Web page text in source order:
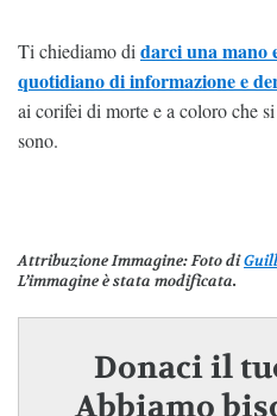
Ti chiediamo di darci una mano
quotidiano di informazione e
ai corifei di morte e a coloro che
sono.
Attribuzione Immagine: Foto di
L’immagine è stata modificata.
Donaci il
Abbiamo